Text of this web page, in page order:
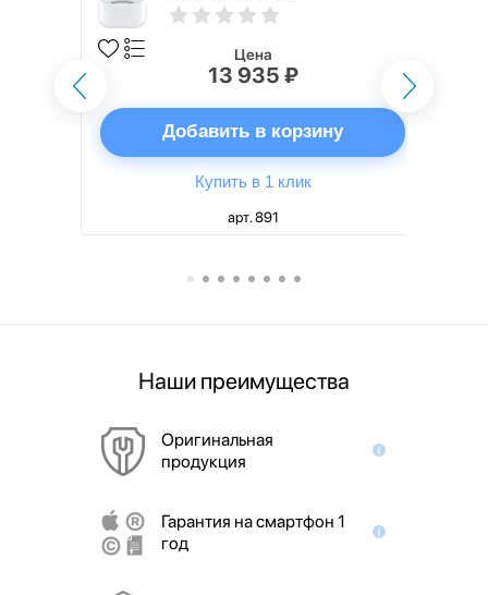
Цена
13 935 ₽
Добавить в корзину
Купить в 1 клик
арт. 891
Наши преимущества
Оригинальная
продукция
Гарантия на смартфон 1
год